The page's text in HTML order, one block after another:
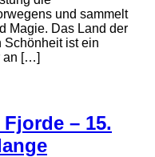
und sammelt
Magie. Das Land der
Schönheit ist ein
an […]
– 15.